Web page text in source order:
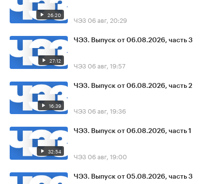
26:20 ЧЭЗ 06 авг, 20:29
27:12
ЧЭЗ. Выпуск от 06.08.2026, часть 3
ЧЭЗ 06 авг, 19:57
16:39
ЧЭЗ. Выпуск от 06.08.2026, часть 2
ЧЭЗ 06 авг, 19:36
32:54
ЧЭЗ. Выпуск от 06.08.2026, часть 1
ЧЭЗ 06 авг, 19:00
ЧЭЗ. Выпуск от 05.08.2026, часть 3